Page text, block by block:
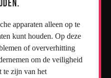
apparaten alleen op te
kunt houden. Op deze
of oververhitting
om de veiligheid
te zijn van het